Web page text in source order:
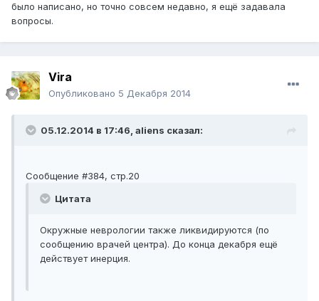
было написано, но точно совсем недавно, я ещё задавала
вопросы.
Vira
Опубликовано 5 Декабря 2014
05.12.2014 в 17:46, aliens сказал:
Сообщение #384, стр.20
Цитата
Окружные неврологии также ликвидируются (по
сообщению врачей центра). До конца декабря ещё
действует инерция.